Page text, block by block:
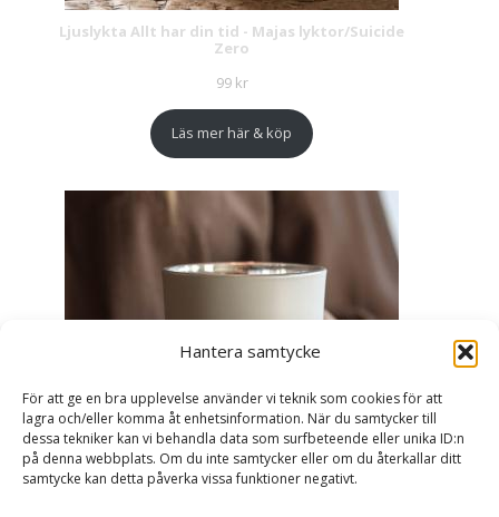
Hantera samtycke
För att ge en bra upplevelse använder vi teknik som cookies för att
lagra och/eller komma åt enhetsinformation. När du samtycker till
dessa tekniker kan vi behandla data som surfbeteende eller unika ID:n
på denna webbplats. Om du inte samtycker eller om du återkallar ditt
samtycke kan detta påverka vissa funktioner negativt.
Ljuslykta Allt har din tid - Majas lyktor/Suicide
Zero
99 kr
Läs mer här & köp